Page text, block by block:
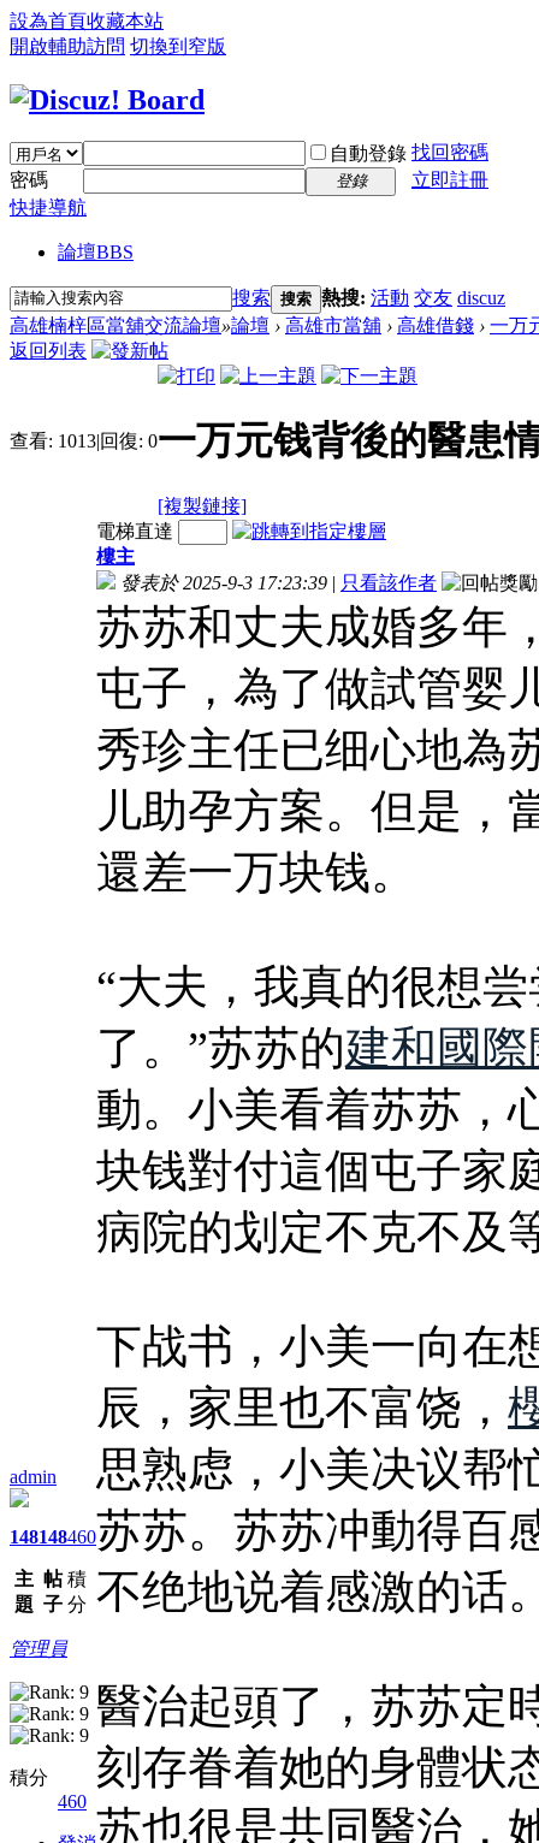
設為首頁收藏本站
開啟輔助訪問 切換到窄版
自動登錄 找回密碼
密碼
登錄
立即註冊
快捷導航
論壇BBS
搜索 搜索 熱搜: 活動 交友 discuz
高雄楠梓區當舖交流論壇»論壇 › 高雄市當舖 › 高雄借錢 › 一万
返回列表
查看: 1013|回復: 0一万元钱背後的醫患
[複製鏈接]
admin
148
主
題
148
帖
子
460
積
分
管理員
積分
460
電梯直達
樓主
發表於 2025-9-3 17:23:39 | 只看該作者
苏苏和丈夫成婚多年
屯子，為了做試管婴
秀珍主任已细心地為
儿助孕方案。但是，
還差一万块钱。
“大夫，我真的很想
了。”苏苏的建和國
動。小美看着苏苏，
块钱對付這個屯子家
病院的划定不克不及
下战书，小美一向在
辰，家里也不富饶，
思熟虑，小美决议帮
苏苏。苏苏冲動得百
不绝地说着感激的话
醫治起頭了，苏苏定
刻存眷着她的身體状
苏也很是共同醫治，